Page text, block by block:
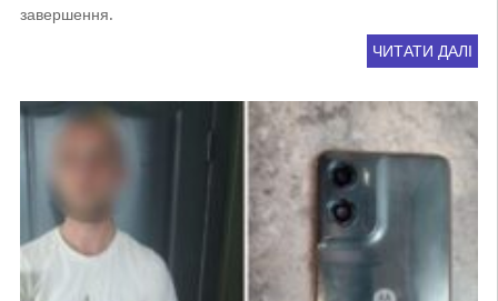
завершення.
ЧИТАТИ ДАЛІ